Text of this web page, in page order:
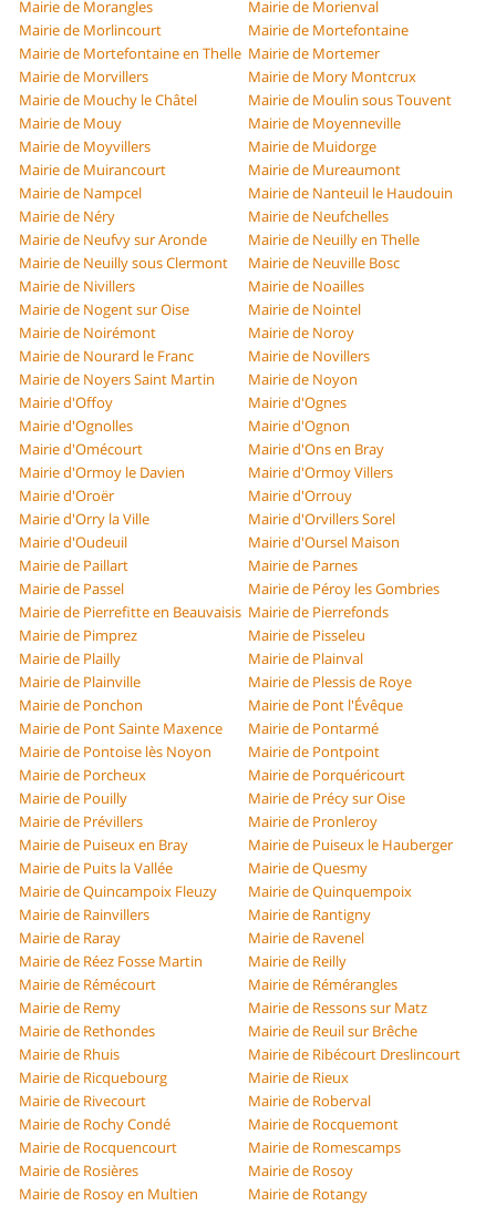
Mairie de Morangles
Mairie de Morienval
Mairie de Morlincourt
Mairie de Mortefontaine
Mairie de Mortefontaine en Thelle Mairie de Mortemer
Mairie de Morvillers
Mairie de Mory Montcrux
Mairie de Mouchy le Châtel
Mairie de Moulin sous Touvent
Mairie de Mouy
Mairie de Moyenneville
Mairie de Moyvillers
Mairie de Muidorge
Mairie de Muirancourt
Mairie de Mureaumont
Mairie de Nampcel
Mairie de Nanteuil le Haudouin
Mairie de Néry
Mairie de Neufchelles
Mairie de Neufvy sur Aronde
Mairie de Neuilly en Thelle
Mairie de Neuilly sous Clermont
Mairie de Neuville Bosc
Mairie de Nivillers
Mairie de Noailles
Mairie de Nogent sur Oise
Mairie de Nointel
Mairie de Noirémont
Mairie de Noroy
Mairie de Nourard le Franc
Mairie de Novillers
Mairie de Noyers Saint Martin
Mairie de Noyon
Mairie d'Offoy
Mairie d'Ognes
Mairie d'Ognolles
Mairie d'Ognon
Mairie d'Omécourt
Mairie d'Ons en Bray
Mairie d'Ormoy le Davien
Mairie d'Ormoy Villers
Mairie d'Oroër
Mairie d'Orrouy
Mairie d'Orry la Ville
Mairie d'Orvillers Sorel
Mairie d'Oudeuil
Mairie d'Oursel Maison
Mairie de Paillart
Mairie de Parnes
Mairie de Passel
Mairie de Péroy les Gombries
Mairie de Pierrefitte en Beauvaisis Mairie de Pierrefonds
Mairie de Pimprez
Mairie de Pisseleu
Mairie de Plailly
Mairie de Plainval
Mairie de Plainville
Mairie de Plessis de Roye
Mairie de Ponchon
Mairie de Pont l'Évêque
Mairie de Pont Sainte Maxence
Mairie de Pontarmé
Mairie de Pontoise lès Noyon
Mairie de Pontpoint
Mairie de Porcheux
Mairie de Porquéricourt
Mairie de Pouilly
Mairie de Précy sur Oise
Mairie de Prévillers
Mairie de Pronleroy
Mairie de Puiseux en Bray
Mairie de Puiseux le Hauberger
Mairie de Puits la Vallée
Mairie de Quesmy
Mairie de Quincampoix Fleuzy
Mairie de Quinquempoix
Mairie de Rainvillers
Mairie de Rantigny
Mairie de Raray
Mairie de Ravenel
Mairie de Réez Fosse Martin
Mairie de Reilly
Mairie de Rémécourt
Mairie de Rémérangles
Mairie de Remy
Mairie de Ressons sur Matz
Mairie de Rethondes
Mairie de Reuil sur Brêche
Mairie de Rhuis
Mairie de Ribécourt Dreslincourt
Mairie de Ricquebourg
Mairie de Rieux
Mairie de Rivecourt
Mairie de Roberval
Mairie de Rochy Condé
Mairie de Rocquemont
Mairie de Rocquencourt
Mairie de Romescamps
Mairie de Rosières
Mairie de Rosoy
Mairie de Rosoy en Multien
Mairie de Rotangy